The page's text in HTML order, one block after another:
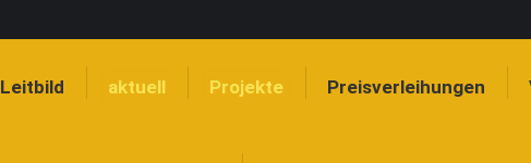
Leitbild aktuell Projekte Preisverleihungen
Leitbild aktuell Projekte
Zustiften / Spenden